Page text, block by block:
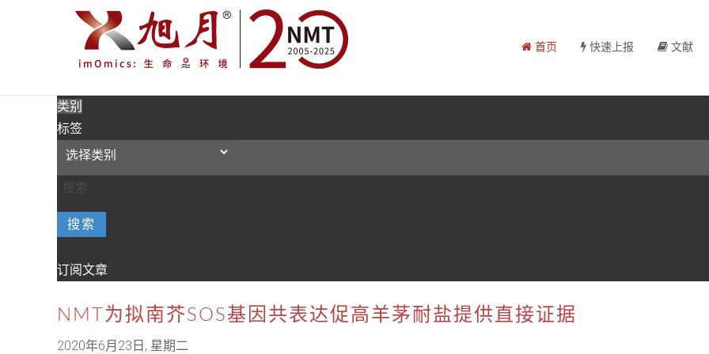
首页 快速上报 文献
类别
标签
搜索
订阅文章
NMT为拟南芥SOS基因共表达促高羊茅耐盐提供直接证据
2020年6月23日, 星期二